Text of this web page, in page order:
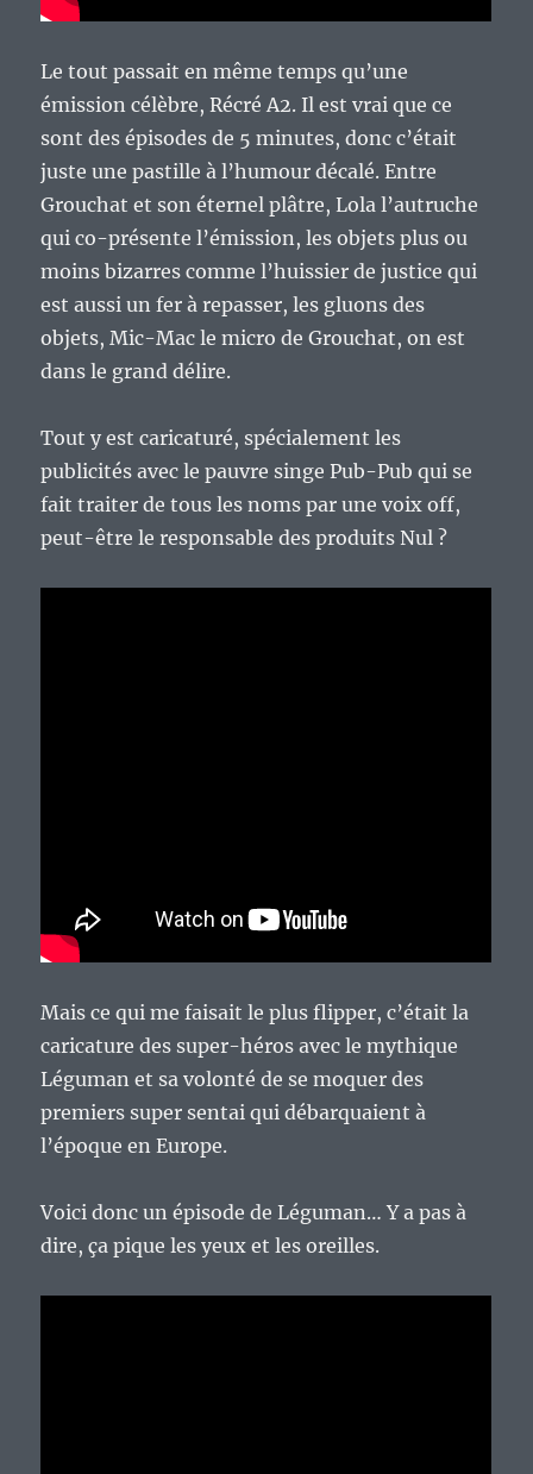
Le tout passait en même temps qu’une
émission célèbre, Récré A2. Il est vrai que ce
sont des épisodes de 5 minutes, donc c’était
juste une pastille à l’humour décalé. Entre
Grouchat et son éternel plâtre, Lola l’autruche
qui co-présente l’émission, les objets plus ou
moins bizarres comme l’huissier de justice qui
est aussi un fer à repasser, les gluons des
objets, Mic-Mac le micro de Grouchat, on est
dans le grand délire.
Tout y est caricaturé, spécialement les
publicités avec le pauvre singe Pub-Pub qui se
fait traiter de tous les noms par une voix off,
peut-être le responsable des produits Nul ?
Mais ce qui me faisait le plus flipper, c’était la
caricature des super-héros avec le mythique
Léguman et sa volonté de se moquer des
premiers super sentai qui débarquaient à
l’époque en Europe.
Voici donc un épisode de Léguman… Y a pas à
dire, ça pique les yeux et les oreilles.